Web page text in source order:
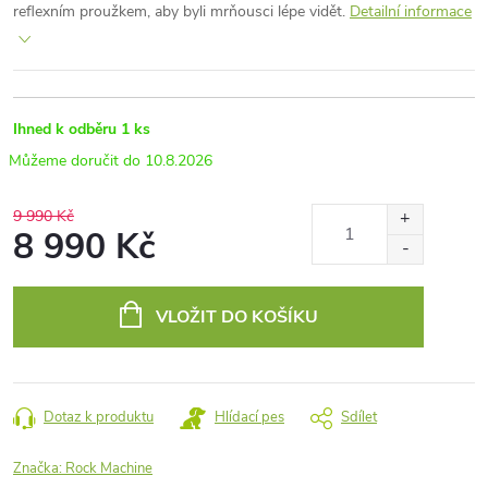
reflexním proužkem, aby byli mrňousci lépe vidět. Detailní informace
Ihned k odběru 1 ks
10.8.2026
9 990 Kč
8 990 Kč
VLOŽIT DO KOŠÍKU
Dotaz k produktu Hlídací pes Sdílet
Značka: Rock Machine